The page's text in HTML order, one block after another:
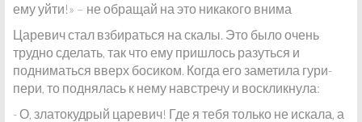
ему уйти!» – не обращай на это никакого внима
Царевич стал взбираться на скалы. Это было очень
трудно сделать, так что ему пришлось разуться и
подниматься вверх босиком. Когда его заметила гури-
пери, то поднялась к нему навстречу и воскликнула:
- О, златокудрый царевич! Где я тебя только не искала, а